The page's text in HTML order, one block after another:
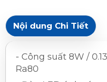
Nội dung Chi Tiết
- Công suất 8W /
Ra80